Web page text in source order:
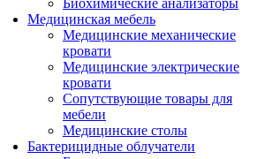
Биохимические анализаторы
Медицинская мебель
Медицинские механические
кровати
Медицинские электрические
кровати
Сопутствующие товары для
мебели
Медицинские столы
Бактерицидные облучатели